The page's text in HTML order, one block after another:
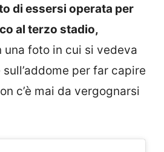
di essersi operata per
al terzo stadio,
una foto in cui si vedeva
per far capire
c’è mai da vergognarsi